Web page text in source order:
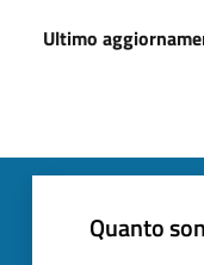
Ultimo
Quanto